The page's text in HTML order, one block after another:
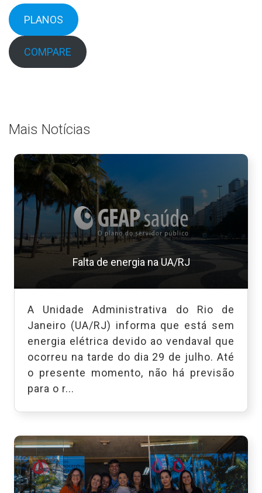
PLANOS
COMPARE
Mais Notícias
Falta de energia na UA/RJ
A Unidade Administrativa do Rio de
Janeiro (UA/RJ) informa que está sem
energia elétrica devido ao vendaval que
ocorreu na tarde do dia 29 de julho. Até
o presente momento, não há previsão
para o r...